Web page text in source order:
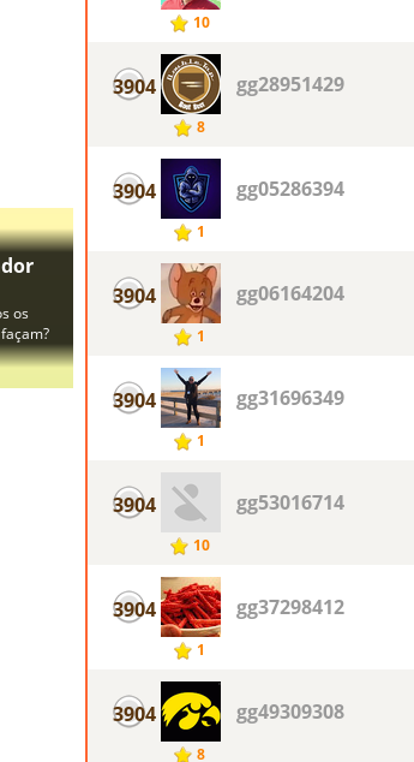
10
3904
8
gg28951429
3904
1
gg05286394
3904
1
gg06164204
3904
1
gg31696349
3904
10
gg53016714
3904
1
gg37298412
3904
8
gg49309308